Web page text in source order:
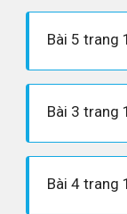
Bài 5 trang
Bài 3 trang
Bài 4 trang